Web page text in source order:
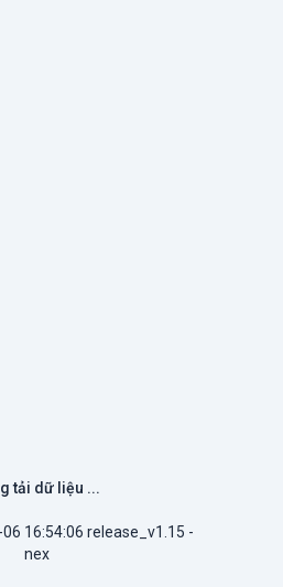
tải dữ liệu ...
16:54:06 release_v1.15 -
nex